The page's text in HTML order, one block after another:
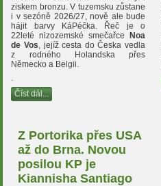
ziskem bronzu. V tuzemsku zůstane
i v sezóně 2026/27, nově ale bude
hájit barvy KáPéčka. Řeč je o
22leté nizozemské smečařce Noa
de Vos , jejíž cesta do Česka vedla
z rodného Holandska přes
Německo a Belgii.
Číst dál...
Z Portorika přes USA
až do Brna. Novou
posilou KP je
Kiannisha Santiago